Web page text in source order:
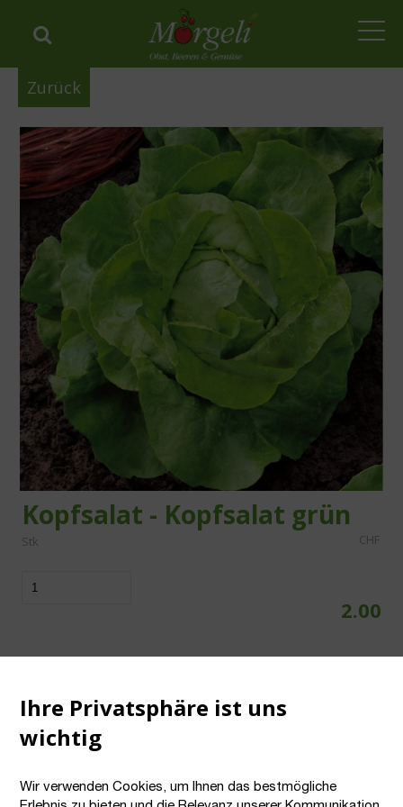
Shop
Über uns
Kontakt
Zurück
Kopfsalat - Kopfsalat grün
Stk CHF
2.00
Ihre Privatsphäre ist uns
wichtig
Wir verwenden Cookies, um Ihnen das bestmögliche